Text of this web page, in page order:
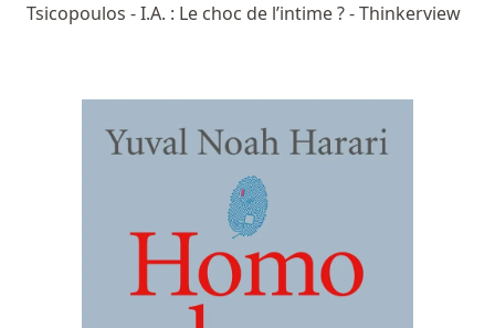
Tsicopoulos - I.A. : Le choc de l’intime ? - Thinkerview